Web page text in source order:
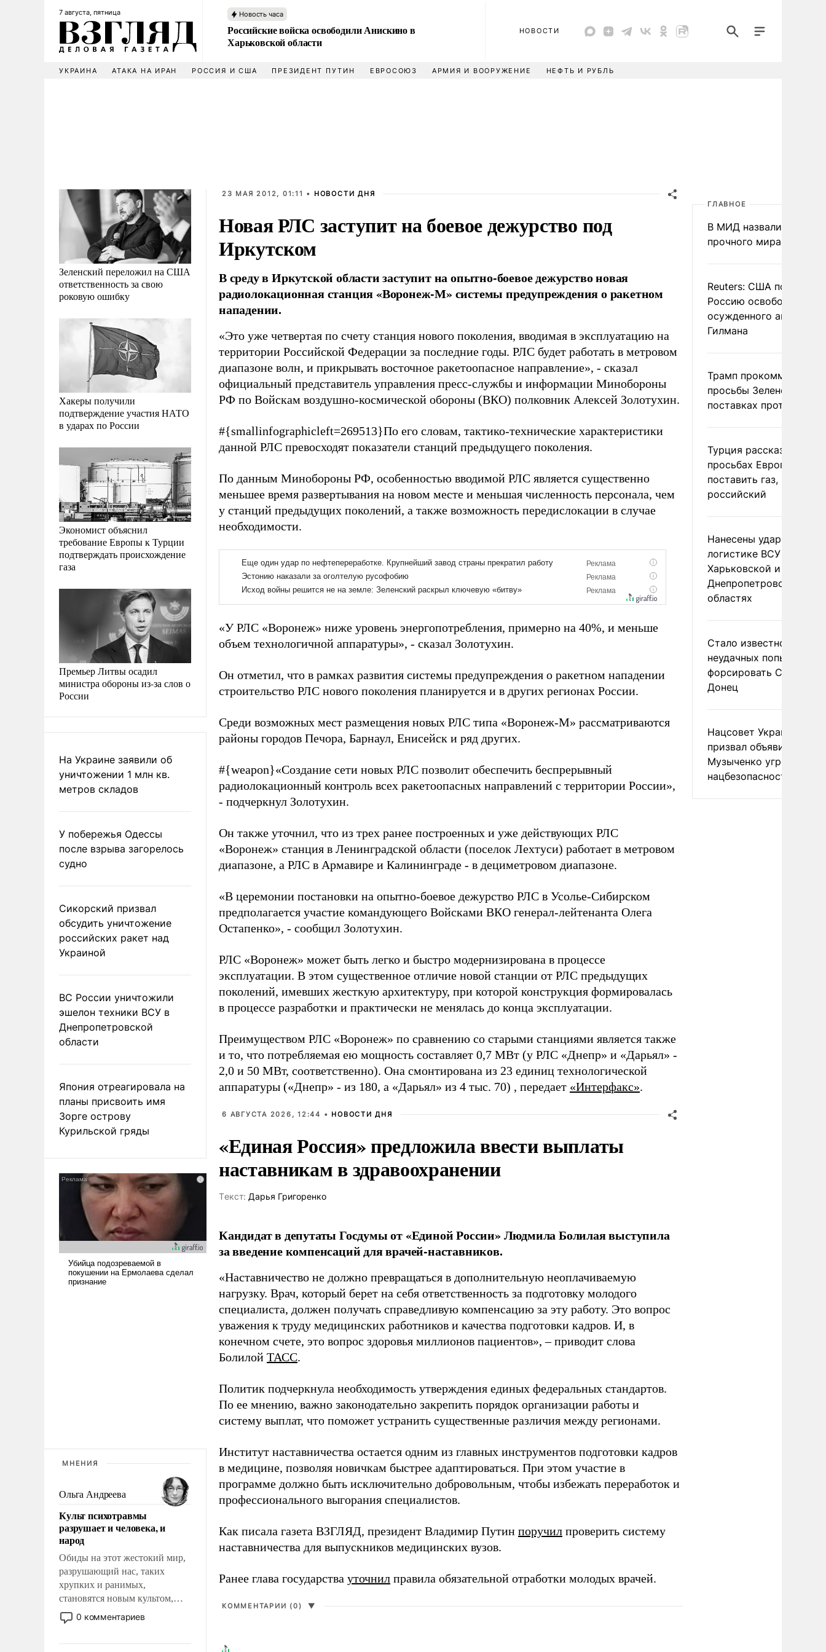
7 августа, пятница Новость часа
Российские войска освободили Анискино в
Харьковской области
НОВОСТИ
УКРАИНА АТАКА НА ИРАН РОССИЯ И США ПРЕЗИДЕНТ ПУТИН ЕВРОСОЮЗ АРМИЯ И ВООРУЖЕНИЕ НЕФТЬ И РУБЛЬ
Зеленский переложил на США
ответственность за свою
роковую ошибку
Хакеры получили
подтверждение участия НАТО
в ударах по России
Экономист объяснил
требование Европы к Турции
подтверждать происхождение
газа
Премьер Литвы осадил
министра обороны из-за слов о
России
На Украине заявили об
уничтожении 1 млн кв.
метров складов
У побережья Одессы
после взрыва загорелось
судно
Сикорский призвал
обсудить уничтожение
российских ракет над
Украиной
ВС России уничтожили
эшелон техники ВСУ в
Днепропетровской
области
Япония отреагировала на
планы присвоить имя
Зорге острову
Курильской гряды
МНЕНИЯ
Ольга Андреева
Культ психотравмы
разрушает и человека, и
народ
Обиды на этот жестокий мир,
разрушающий нас, таких
хрупких и ранимых,
становятся новым культом,
постепенно вытесняя и
отменяя традиционное
0 комментариев
23 МАЯ 2012, 01:11 • НОВОСТИ ДНЯ
Новая РЛС заступит на боевое дежурство под
Иркутском
В среду в Иркутской области заступит на опытно-боевое дежурство новая
радиолокационная станция «Воронеж-М» системы предупреждения о ракетном
нападении.
«Это уже четвертая по счету станция нового поколения, вводимая в эксплуатацию на
территории Российской Федерации за последние годы. РЛС будет работать в метровом
диапазоне волн, и прикрывать восточное ракетоопасное направление», - сказал
официальный представитель управления пресс-службы и информации Минобороны
РФ по Войскам воздушно-космической обороны (ВКО) полковник Алексей Золотухин.
#{smallinfographicleft=269513}По его словам, тактико-технические характеристики
данной РЛС превосходят показатели станций предыдущего поколения.
По данным Минобороны РФ, особенностью вводимой РЛС является существенно
меньшее время развертывания на новом месте и меньшая численность персонала, чем
у станций предыдущих поколений, а также возможность передислокации в случае
необходимости.
«У РЛС «Воронеж» ниже уровень энергопотребления, примерно на 40%, и меньше
объем технологичной аппаратуры», - сказал Золотухин.
Он отметил, что в рамках развития системы предупреждения о ракетном нападении
строительство РЛС нового поколения планируется и в других регионах России.
Среди возможных мест размещения новых РЛС типа «Воронеж-М» рассматриваются
районы городов Печора, Барнаул, Енисейск и ряд других.
#{weapon}«Создание сети новых РЛС позволит обеспечить беспрерывный
радиолокационный контроль всех ракетоопасных направлений с территории России»,
- подчеркнул Золотухин.
Он также уточнил, что из трех ранее построенных и уже действующих РЛС
«Воронеж» станция в Ленинградской области (поселок Лехтуси) работает в метровом
диапазоне, а РЛС в Армавире и Калининграде - в дециметровом диапазоне.
«В церемонии постановки на опытно-боевое дежурство РЛС в Усолье-Сибирском
предполагается участие командующего Войсками ВКО генерал-лейтенанта Олега
Остапенко», - сообщил Золотухин.
РЛС «Воронеж» может быть легко и быстро модернизирована в процессе
эксплуатации. В этом существенное отличие новой станции от РЛС предыдущих
поколений, имевших жесткую архитектуру, при которой конструкция формировалась
в процессе разработки и практически не менялась до конца эксплуатации.
Преимуществом РЛС «Воронеж» по сравнению со старыми станциями является также
и то, что потребляемая ею мощность составляет 0,7 МВт (у РЛС «Днепр» и «Дарьял» -
2,0 и 50 МВт, соответственно). Она смонтирована из 23 единиц технологической
аппаратуры («Днепр» - из 180, а «Дарьял» из 4 тыс. 70) , передает «Интерфакс».
6 АВГУСТА 2026, 12:44 • НОВОСТИ ДНЯ
«Единая Россия» предложила ввести выплаты
наставникам в здравоохранении
Tекст: Дарья Григоренко
Кандидат в депутаты Госдумы от «Единой России» Людмила Болилая выступила
за введение компенсаций для врачей-наставников.
«Наставничество не должно превращаться в дополнительную неоплачиваемую
нагрузку. Врач, который берет на себя ответственность за подготовку молодого
специалиста, должен получать справедливую компенсацию за эту работу. Это вопрос
уважения к труду медицинских работников и качества подготовки кадров. И, в
конечном счете, это вопрос здоровья миллионов пациентов», – приводит слова
Болилой ТАСС.
Политик подчеркнула необходимость утверждения единых федеральных стандартов.
По ее мнению, важно законодательно закрепить порядок организации работы и
систему выплат, что поможет устранить существенные различия между регионами.
Институт наставничества остается одним из главных инструментов подготовки кадров
в медицине, позволяя новичкам быстрее адаптироваться. При этом участие в
программе должно быть исключительно добровольным, чтобы избежать переработок и
профессионального выгорания специалистов.
Как писала газета ВЗГЛЯД, президент Владимир Путин поручил проверить систему
наставничества для выпускников медицинских вузов.
Ранее глава государства уточнил правила обязательной отработки молодых врачей.
КОММЕНТАРИИ (0) ▼
ГЛАВНОЕ
В МИД назвали условия
прочного мира на
Reuters: США
Россию освободить
осужденного
Гилмана
Трамп
просьбы Зеленского о
поставках
Турция рассказала о
просьбах Европы
поставить газ, но не
российский
Нанесены удары по
логистике ВСУ в
Харьковской и
Днепропетровской
областях
Стало известно о
неудачных попытках
форсировать
Донец
Нацсовет Украины по
призвал объявить
Музыченко угрозой
нацбезопасности